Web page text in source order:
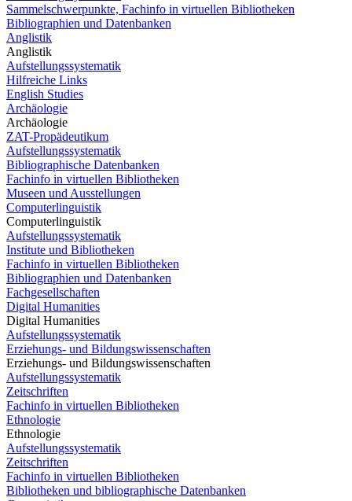
Sammelschwerpunkte, Fachinfo in virtuellen Bibliotheken
Bibliographien und Datenbanken
Anglistik
Anglistik
Aufstellungssystematik
Hilfreiche Links
English Studies
Archäologie
Archäologie
ZAT-Propädeutikum
Aufstellungssystematik
Bibliographische Datenbanken
Fachinfo in virtuellen Bibliotheken
Museen und Ausstellungen
Computerlinguistik
Computerlinguistik
Aufstellungssystematik
Institute und Bibliotheken
Fachinfo in virtuellen Bibliotheken
Bibliographien und Datenbanken
Fachgesellschaften
Digital Humanities
Digital Humanities
Aufstellungssystematik
Erziehungs- und Bildungswissenschaften
Erziehungs- und Bildungswissenschaften
Aufstellungssystematik
Zeitschriften
Fachinfo in virtuellen Bibliotheken
Ethnologie
Ethnologie
Aufstellungssystematik
Zeitschriften
Fachinfo in virtuellen Bibliotheken
Bibliotheken und bibliographische Datenbanken